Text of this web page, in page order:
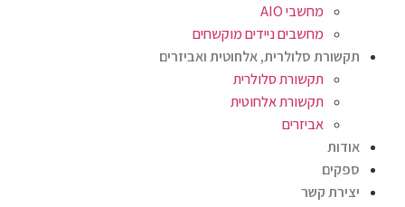
מחשבי AIO
מחשבים ניידים מוקשחים
תקשורת סלולרית, אלחוטית ואביזרים
תקשורת סלולרית
תקשורת אלחוטית
אביזרים
אודות
ספקים
יצירת קשר